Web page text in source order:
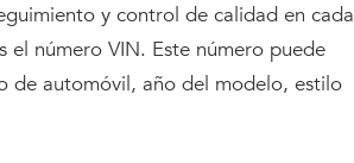
y control de calidad en cada
el número VIN. Este número puede
de automóvil, año del modelo, estilo